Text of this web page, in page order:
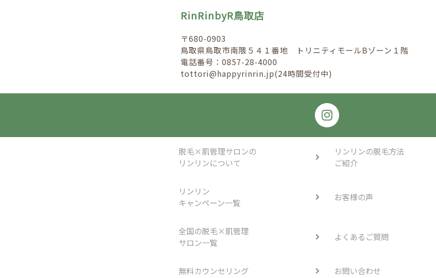
RinRinbyR鳥取店
〒680-0903
鳥取県鳥取市南隈５４１番地 トリニティモールBゾーン１階
電話番号：0857-28-4000
tottori@happyrinrin.jp(24時間受付中)
脱毛×肌管理サロンの
リンリンについて
リンリンの脱毛方法
ご紹介
リンリン
キャンペーン一覧
お客様の声
全国の脱毛×肌管理
サロン一覧
よくあるご質問
無料カウンセリング お問い合わせ